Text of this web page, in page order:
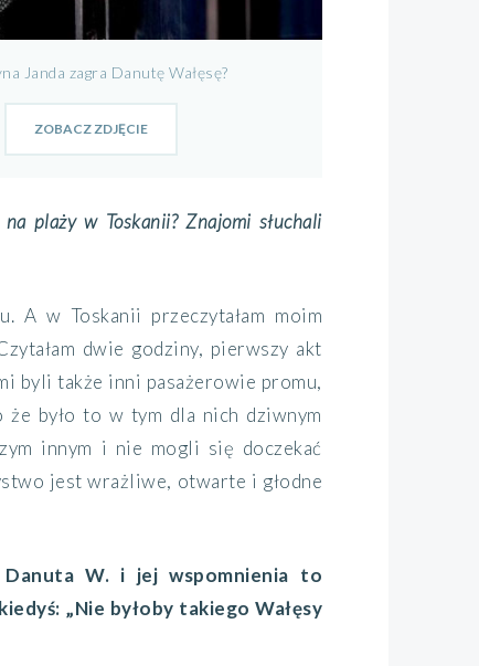
Janda zagra Danutę Wałęsę?
ZOBACZ ZDJĘCIE
plaży w Toskanii? Znajomi słuchali
A w Toskanii przeczytałam moim
dwie godziny, pierwszy akt
byli także inni pasażerowie promu,
że było to w tym dla nich dziwnym
innym i nie mogli się doczekać
jest wrażliwe, otwarte i głodne
Danuta W. i jej wspomnienia to
„Nie byłoby takiego Wałęsy